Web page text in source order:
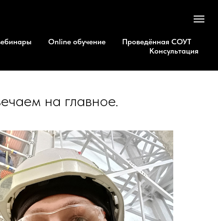
Online обучение
Проведённая СОУТ
Консультация
на главное.